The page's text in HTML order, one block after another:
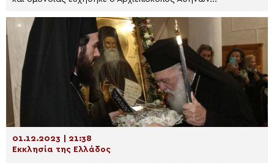
01.12.2023 | 21:38
Εκκλησία της Ελλάδος